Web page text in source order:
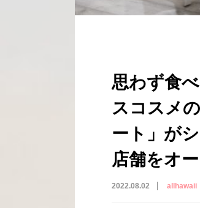
思わず食
スコスメ
ート」が
店舗をオ
2022.08.02 allhawaii